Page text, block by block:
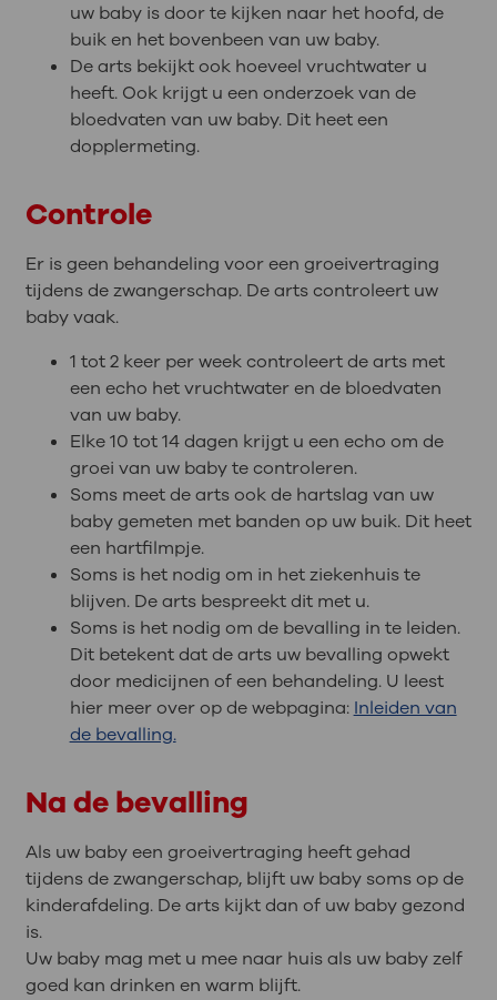
uw baby is door te kijken naar het hoofd, de
buik en het bovenbeen van uw baby.
De arts bekijkt ook hoeveel vruchtwater u
heeft. Ook krijgt u een onderzoek van de
bloedvaten van uw baby. Dit heet een
dopplermeting.
Controle
Er is geen behandeling voor een groeivertraging
tijdens de zwangerschap. De arts controleert uw
baby vaak.
1 tot 2 keer per week controleert de arts met
een echo het vruchtwater en de bloedvaten
van uw baby.
Elke 10 tot 14 dagen krijgt u een echo om de
groei van uw baby te controleren.
Soms meet de arts ook de hartslag van uw
baby gemeten met banden op uw buik. Dit heet
een hartfilmpje.
Soms is het nodig om in het ziekenhuis te
blijven. De arts bespreekt dit met u.
Soms is het nodig om de bevalling in te leiden.
Dit betekent dat de arts uw bevalling opwekt
door medicijnen of een behandeling. U leest
hier meer over op de webpagina: Inleiden van
de bevalling.
Na de bevalling
Als uw baby een groeivertraging heeft gehad
tijdens de zwangerschap, blijft uw baby soms op de
kinderafdeling. De arts kijkt dan of uw baby gezond
is.
Uw baby mag met u mee naar huis als uw baby zelf
goed kan drinken en warm blijft.